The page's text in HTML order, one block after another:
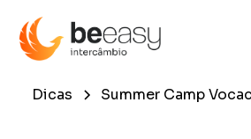
Dicas Summer Camp